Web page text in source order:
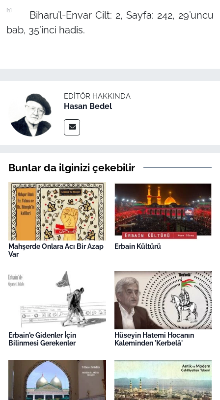
[1]
Biharu’l-Envar Cilt: 2, Sayfa: 242, 29’uncu
bab, 35’inci hadis.
EDITÖR HAKKINDA
Hasan Bedel
Bunlar da ilginizi çekebilir
Mahşerde Onlara Acı Bir Azap
Var
Erbain Kültürü
Erbain'e Gidenler İçin
Bilinmesi Gerekenler
Hüseyin Hatemi Hocanın
Kaleminden 'Kerbelâ'